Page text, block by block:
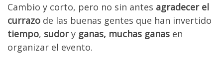
Cambio y corto, pero no sin antes agradecer el
currazo de las buenas gentes que han invertido
tiempo, sudory ganas, muchas ganas en
organizar el evento.